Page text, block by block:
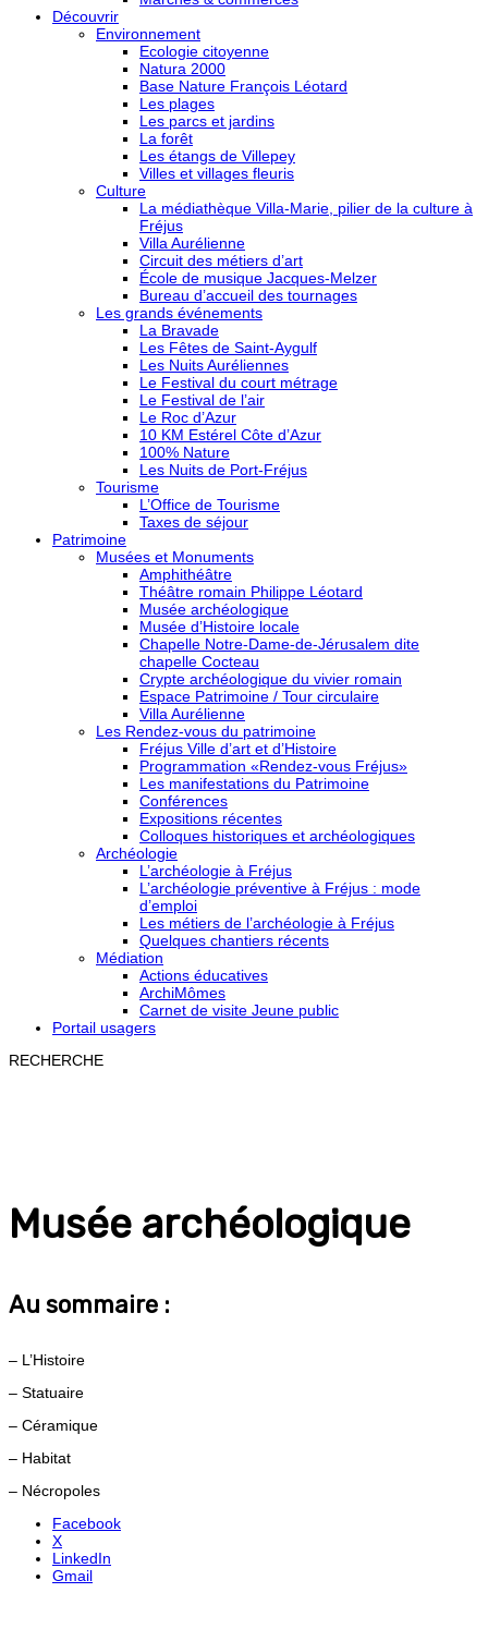
Découvrir
Environnement
Ecologie citoyenne
Natura 2000
Base Nature François Léotard
Les plages
Les parcs et jardins
La forêt
Les étangs de Villepey
Villes et villages fleuris
Culture
La médiathèque Villa-Marie, pilier de la culture à
Fréjus
Villa Aurélienne
Circuit des métiers d’art
École de musique Jacques-Melzer
Bureau d’accueil des tournages
Les grands événements
La Bravade
Les Fêtes de Saint-Aygulf
Les Nuits Auréliennes
Le Festival du court métrage
Le Festival de l’air
Le Roc d’Azur
10 KM Estérel Côte d’Azur
100% Nature
Les Nuits de Port-Fréjus
Tourisme
L’Office de Tourisme
Taxes de séjour
Patrimoine
Musées et Monuments
Amphithéâtre
Théâtre romain Philippe Léotard
Musée archéologique
Musée d’Histoire locale
Chapelle Notre-Dame-de-Jérusalem dite
chapelle Cocteau
Crypte archéologique du vivier romain
Espace Patrimoine / Tour circulaire
Villa Aurélienne
Les Rendez-vous du patrimoine
Fréjus Ville d’art et d’Histoire
Programmation «Rendez-vous Fréjus»
Les manifestations du Patrimoine
Conférences
Expositions récentes
Colloques historiques et archéologiques
Archéologie
L’archéologie à Fréjus
L’archéologie préventive à Fréjus : mode
d’emploi
Les métiers de l’archéologie à Fréjus
Quelques chantiers récents
Médiation
Actions éducatives
ArchiMômes
Carnet de visite Jeune public
Portail usagers
RECHERCHE
Musée archéologique
Au sommaire :
– L’Histoire
– Statuaire
– Céramique
– Habitat
– Nécropoles
Facebook
X
LinkedIn
Gmail